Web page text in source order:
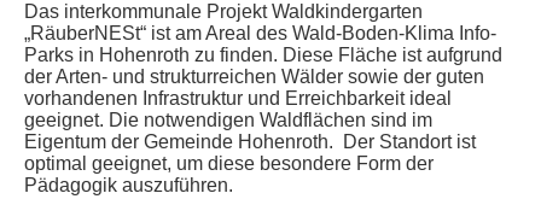
Das interkommunale Projekt Waldkindergarten
„RäuberNESt“ ist am Areal des Wald-Boden-Klima Info-
Parks in Hohenroth zu finden. Diese Fläche ist aufgrund
der Arten- und strukturreichen Wälder sowie der guten
vorhandenen Infrastruktur und Erreichbarkeit ideal
geeignet. Die notwendigen Waldflächen sind im
Eigentum der Gemeinde Hohenroth. Der Standort ist
optimal geeignet, um diese besondere Form der
Pädagogik auszuführen.